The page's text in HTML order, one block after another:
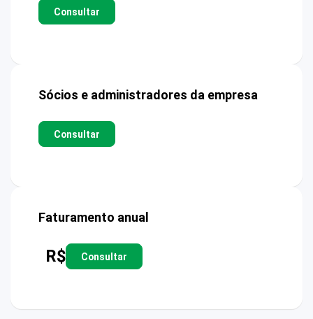
Consultar
Sócios e administradores da empresa
Consultar
Faturamento anual
R$ Consultar